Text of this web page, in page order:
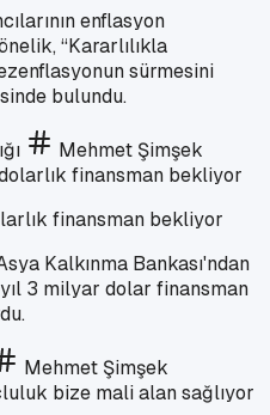
enflasyon
“Kararlılıkla
sürmesini
bulundu.
Mehmet Şimşek
finansman bekliyor
Kalkınma Bankası'ndan
3 milyar dolar finansman
Mehmet Şimşek